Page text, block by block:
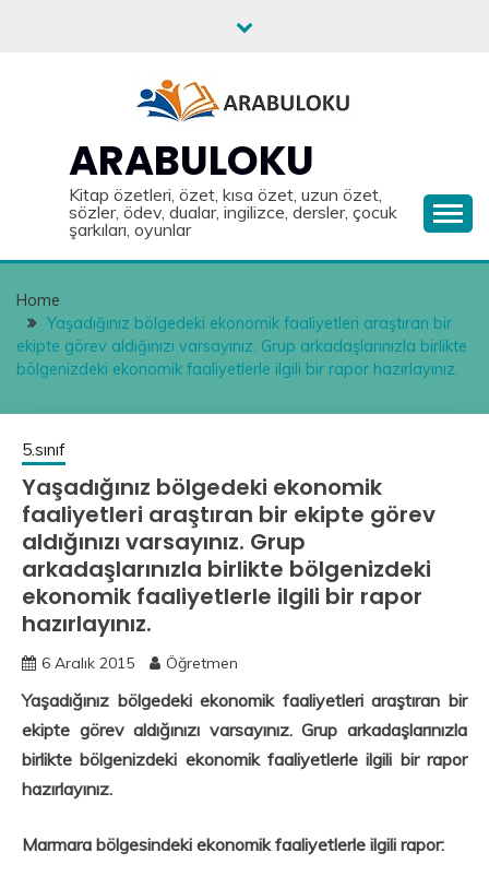
ARABULOKU
Kitap özetleri, özet, kısa özet, uzun özet,
sözler, ödev, dualar, ingilizce, dersler, çocuk
şarkıları, oyunlar
Home
Yaşadığınız bölgedeki ekonomik faaliyetleri araştıran bir
ekipte görev aldığınızı varsayınız. Grup arkadaşlarınızla birlikte
bölgenizdeki ekonomik faaliyetlerle ilgili bir rapor hazırlayınız.
5.sınıf
Yaşadığınız bölgedeki ekonomik
faaliyetleri araştıran bir ekipte görev
aldığınızı varsayınız. Grup
arkadaşlarınızla birlikte bölgenizdeki
ekonomik faaliyetlerle ilgili bir rapor
hazırlayınız.
6 Aralık 2015 Öğretmen
Yaşadığınız bölgedeki ekonomik faaliyetleri araştıran bir
ekipte görev aldığınızı varsayınız. Grup arkadaşlarınızla
birlikte bölgenizdeki ekonomik faaliyetlerle ilgili bir rapor
hazırlayınız.
Marmara bölgesindeki ekonomik faaliyetlerle ilgili rapor: